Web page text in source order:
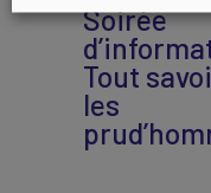
Soirée
Tout
les